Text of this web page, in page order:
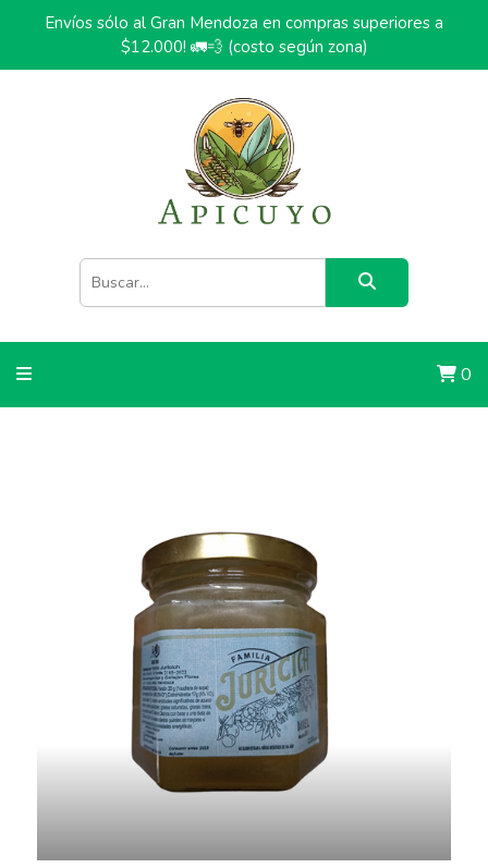
Envíos sólo al Gran Mendoza en compras superiores a
$12.000! 🚛💨 (costo según zona)
0